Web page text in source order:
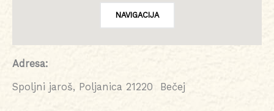
Adresa:
Spoljni jaroš, Poljanica 21220 Bečej
NAVIGACIJA